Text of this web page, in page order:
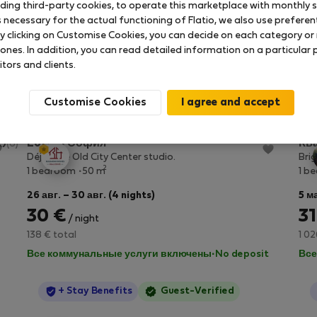
София
(6)
StayProtection
+ Stay Benefits
Loft in София
Déja Blue Old City Center studio.
1 bedroom
50 m2
26 авг. – 30 авг. (4 nights)
30 € / night
138 € total
Все коммунальные услуги включены· No deposit
1
5
1
StayProtection
+ Stay Benefits Guest-Verified
third-party cookies, to operate this marketplace with monthly
for the actual functioning of Flatio, we also use
clicking on Customise Cookies, you can decide on each category
In addition, you can read detailed information on a particular
and clients.
Customise Cookies